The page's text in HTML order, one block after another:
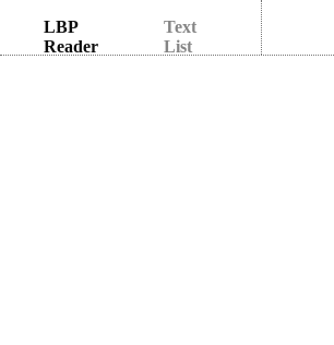
LBP
Reader
Text
List